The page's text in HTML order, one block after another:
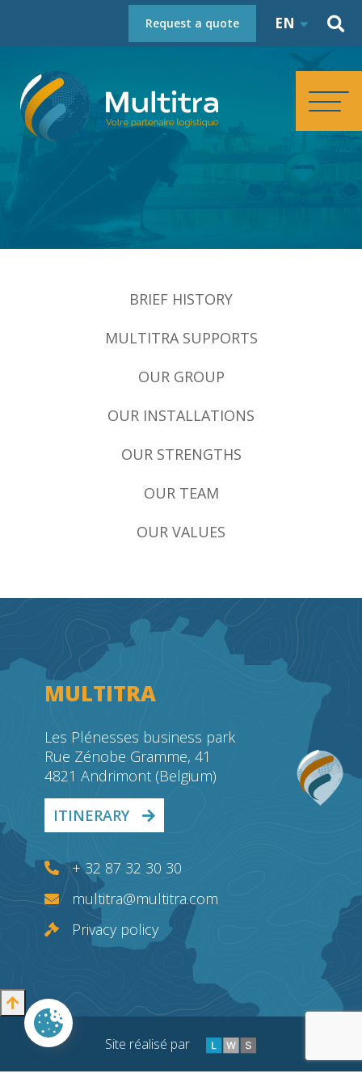
Request a quote EN
HOMEPAGE
ABOUT
REFERENCES
FAQ
CONTACT
BRIEF HISTORY
MULTITRA SUPPORTS
OUR GROUP
OUR INSTALLATIONS
OUR STRENGTHS
OUR TEAM
OUR VALUES
MULTITRA
Les Plénesses business park
Rue Zénobe Gramme, 41
4821 Andrimont (Belgium)
ITINERARY
+ 32 87 32 30 30
multitra@multitra.com
Privacy policy
Site réalisé par